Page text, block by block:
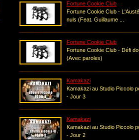
Fortune Cookie Club
Fortune Cookie Club -
nuls (Feat. Guillaume ...
Fortune Cookie Club
Fortune Cookie Club - Défi
(Avec paroles)
Kamakazi
Kamakazi au Studio Piccolo
- Jour 3
Kamakazi
Kamakazi au Studio Piccolo
- Jour 2